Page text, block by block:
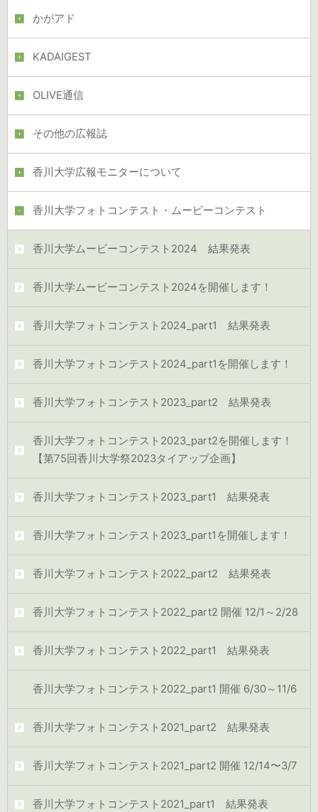
かがアド
KADAIGEST
OLIVE通信
その他の広報誌
香川大学広報モニターについて
香川大学フォトコンテスト・ムービーコンテスト
香川大学ムービーコンテスト2024 結果発表
香川大学ムービーコンテスト2024を開催します！
香川大学フォトコンテスト2024_part1 結果発表
香川大学フォトコンテスト2024_part1を開催します！
香川大学フォトコンテスト2023_part2 結果発表
香川大学フォトコンテスト2023_part2を開催します！
【第75回香川大学祭2023タイアップ企画】
香川大学フォトコンテスト2023_part1 結果発表
香川大学フォトコンテスト2023_part1を開催します！
香川大学フォトコンテスト2022_part2 結果発表
香川大学フォトコンテスト2022_part2 開催 12/1～2/28
香川大学フォトコンテスト2022_part1 結果発表
香川大学フォトコンテスト2022_part1 開催 6/30～11/6
香川大学フォトコンテスト2021_part2 結果発表
香川大学フォトコンテスト2021_part2 開催 12/14〜3/7
香川大学フォトコンテスト2021_part1 結果発表